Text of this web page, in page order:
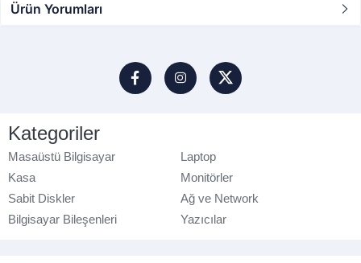
Ürün Yorumları
Kategoriler
Masaüstü Bilgisayar
Laptop
Kasa
Monitörler
Sabit Diskler
Ağ ve Network
Bilgisayar Bileşenleri
Yazıcılar